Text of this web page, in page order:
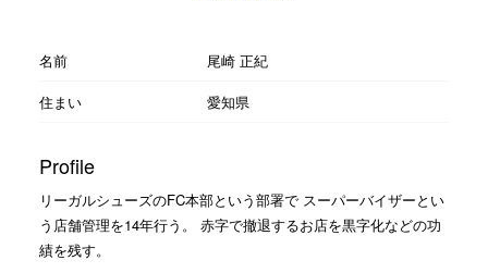
名前
尾崎 正紀
住まい
愛知県
Profile
リーガルシューズのFC本部という部署で スーパーバイザーとい
う店舗管理を14年行う。 赤字で撤退するお店を黒字化などの功
績を残す。